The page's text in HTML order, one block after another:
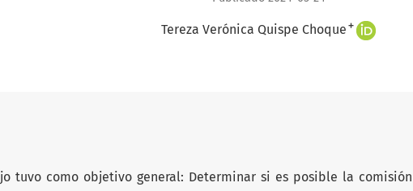
Tereza Verónica Quispe Choque +
tuvo como objetivo general: Determinar si es posible la comisión